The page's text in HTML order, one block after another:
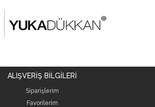
ALIŞVERİŞ BİLGİLERİ
Siparişlerim
Favorilerim